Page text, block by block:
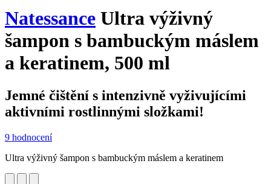
Natessance Ultra výživný
šampon s bambuckým máslem
a keratinem, 500 ml
Jemné čištění s intenzivně vyživujícími
aktivními rostlinnými složkami!
9 hodnocení
Ultra výživný šampon s bambuckým máslem a keratinem